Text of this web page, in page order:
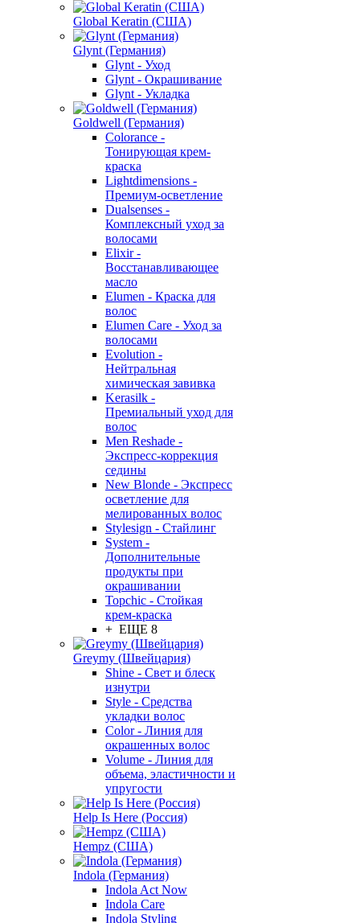
Global Keratin (США)
Glynt (Германия)
Glynt - Уход
Glynt - Окрашивание
Glynt - Укладка
Goldwell (Германия)
Colorance -
Тонирующая крем-
краска
Lightdimensions -
Премиум-осветление
Dualsenses -
Комплексный уход за
волосами
Elixir -
Восстанавливающее
масло
Elumen - Краска для
волос
Elumen Care - Уход за
волосами
Evolution -
Нейтральная
химическая завивка
Kerasilk -
Премиальный уход для
волос
Men Reshade -
Экспресс-коррекция
седины
New Blonde - Экспресс
осветление для
мелированных волос
Stylesign - Стайлинг
System -
Дополнительные
продукты при
окрашивании
Topchic - Стойкая
крем-краска
+ ЕЩЕ 8
Greymy (Швейцария)
Shine - Свет и блеск
изнутри
Style - Средства
укладки волос
Color - Линия для
окрашенных волос
Volume - Линия для
объема, эластичности и
упругости
Help Is Here (Россия)
Hempz (США)
Indola (Германия)
Indola Act Now
Indola Care
Indola Styling